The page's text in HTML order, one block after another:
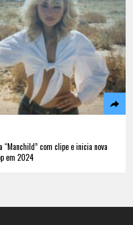
“Manchild” com clipe e inicia nova
em 2024